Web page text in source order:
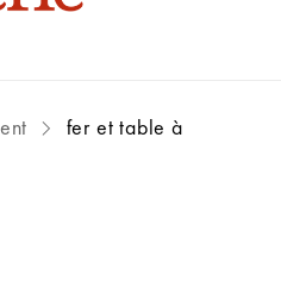
fer et table à